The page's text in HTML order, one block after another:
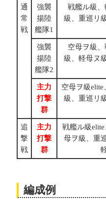
通
常
戦
強襲
揚陸
艦隊1
戦艦ル級、
級、重巡リ
強襲
揚陸
艦隊2
空母ヲ級
級、軽母ヌ
主力
打撃
群
空母ヲ級
級、重巡リ
追
撃
戦
主力
打撃
群
戦艦ル級
母ヲ級、重
編成例